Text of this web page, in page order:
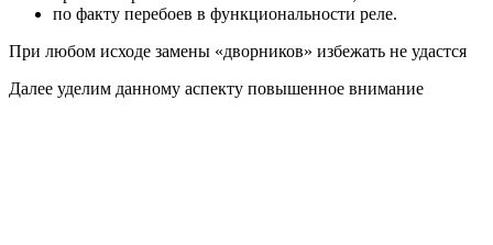
по факту перебоев в функциональности реле.
При любом исходе замены «дворников» избежать не удастся
Далее уделим данному аспекту повышенное внимание